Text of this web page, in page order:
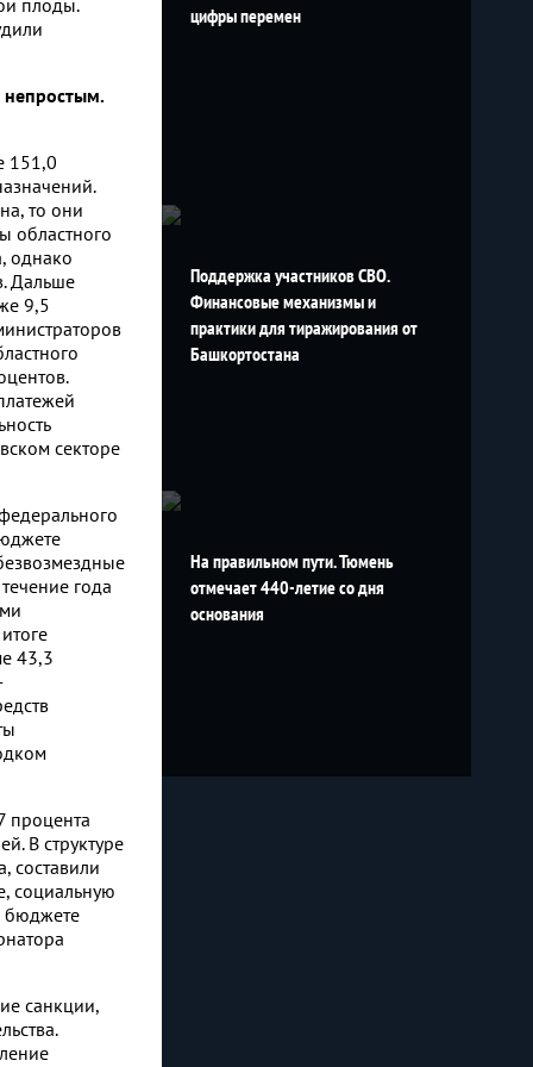
плоды.
непростым.
151,0
то они
областного
однако
Дальше
9,5
секторе
года
43,3
процента
В структуре
составили
социальную
бюджете
санкции,
цифры перемен
Поддержка участников СВО.
Финансовые механизмы и
практики для тиражирования от
Башкортостана
На правильном пути. Тюмень
отмечает 440-летие со дня
основания